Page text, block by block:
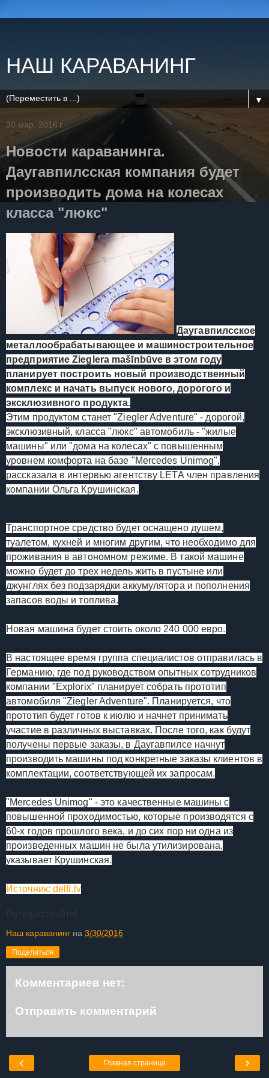
НАШ КАРАВАНИНГ
▼
30 мар. 2016 г.
Новости караванинга.
Даугавпилсская компания будет
производить дома на колесах
класса "люкс"
Даугавпилсское
металлообрабатывающее и машиностроительное
предприятие Zieglera mašīnbūve в этом году
планирует построить новый производственный
комплекс и начать выпуск нового, дорогого и
эксклюзивного продукта.
Этим продуктом станет "Ziegler Adventure" - дорогой,
эксклюзивный, класса "люкс" автомобиль - "жилые
машины" или "дома на колесах" с повышенным
уровнем комфорта на базе "Mercedes Unimog",
рассказала в интервью агентству LЕТА член правления
компании Ольга Крушинская.
Транспортное средство будет оснащено душем,
туалетом, кухней и многим другим, что необходимо для
проживания в автономном режиме. В такой машине
можно будет до трех недель жить в пустыне или
джунглях без подзарядки аккумулятора и пополнения
запасов воды и топлива.
Новая машина будет стоить около 240 000 евро.
В настоящее время группа специалистов отправилась в
Германию, где под руководством опытных сотрудников
компании "Explorix" планирует собрать прототип
автомобиля "Ziegler Adventure". Планируется, что
прототип будет готов к июлю и начнет принимать
участие в различных выставках. После того, как будут
получены первые заказы, в Даугавпилсе начнут
производить машины под конкретные заказы клиентов в
комплектации, соответствующей их запросам.
"Mercedes Unimog" - это качественные машины с
повышенной проходимостью, которые производятся с
60-х годов прошлого века, и до сих пор ни одна из
произведенных машин не была утилизирована,
указывает Крушинская.
Источник: delfi.lv
Путешествуйте!
Наш караванинг на 3/30/2016
Поделиться
Комментариев нет:
Отправить комментарий
‹ ›
Главная страница